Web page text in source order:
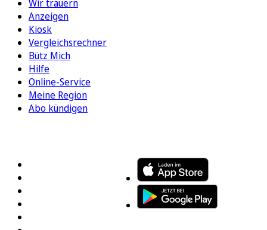
Wir trauern
Anzeigen
Kiosk
Vergleichsrechner
Bütz Mich
Hilfe
Online-Service
Meine Region
Abo kündigen